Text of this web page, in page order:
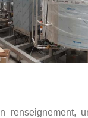
renseignement,